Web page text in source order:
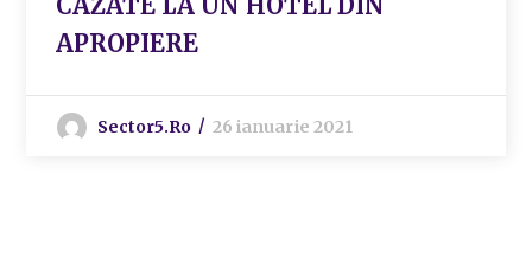
APROPIERE
Sector5.ro 26 ianuarie 2021